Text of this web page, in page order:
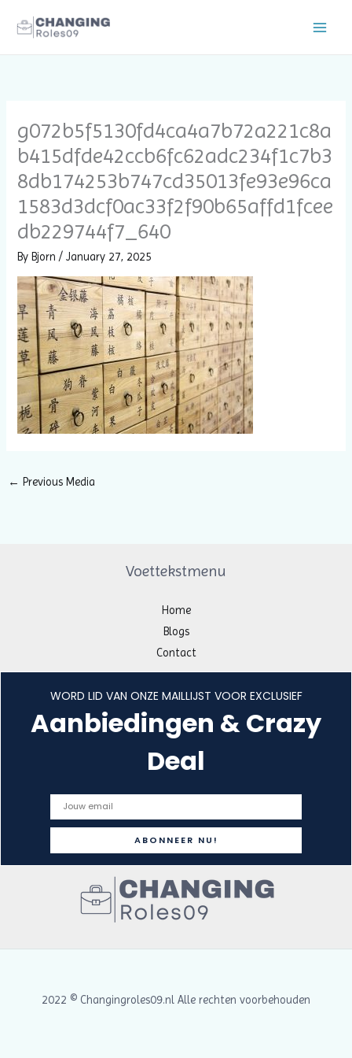
g072b5f5130fd4ca4a7b72a221c8a
b415dfde42ccb6fc62adc234f1c7b3
8db174253b747cd35013fe93e96ca
1583d3dcf0ac33f2f90b65affd1fcee
db229744f7_640
By Bjorn/January 27, 2025
← Previous Media
Voettekstmenu
Home
Blogs
Contact
WORD LID VAN ONZE MAILLIJST VOOR EXCLUSIEF
Aanbiedingen & Crazy
Deal
2022 © Changingroles09.nl Alle rechten voorbehouden